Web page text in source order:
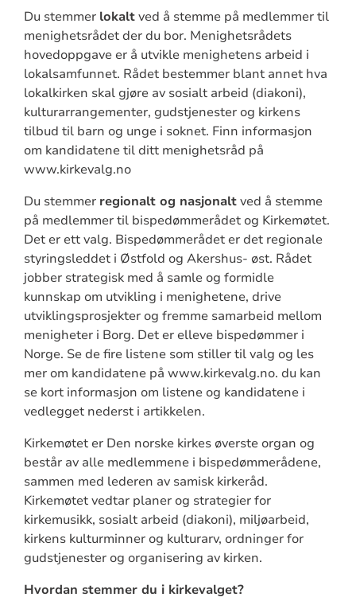
Du stemmer lokaltved å stemme på medlemmer til
menighetsrådet der du bor. Menighetsrådets
hovedoppgave er å utvikle menighetens arbeid i
lokalsamfunnet. Rådet bestemmer blant annet hva
lokalkirken skal gjøre av sosialt arbeid (diakoni),
kulturarrangementer, gudstjenester og kirkens
tilbud til barn og unge i soknet. Finn informasjon
om kandidatene til ditt menighetsråd på
www.kirkevalg.no
Du stemmer regionalt og nasjonaltved å stemme
på medlemmer til bispedømmerådet og Kirkemøtet.
Det er ett valg. Bispedømmerådet er det regionale
styringsleddet i Østfold og Akershus- øst. Rådet
jobber strategisk med å samle og formidle
kunnskap om utvikling i menighetene, drive
utviklingsprosjekter og fremme samarbeid mellom
menigheter i Borg. Det er elleve bispedømmer i
Norge. Se de fire listene som stiller til valg og les
mer om kandidatene på www.kirkevalg.no. du kan
se kort informasjon om listene og kandidatene i
vedlegget nederst i artikkelen.
Kirkemøtet er Den norske kirkes øverste organ og
består av alle medlemmene i bispedømmerådene,
sammen med lederen av samisk kirkeråd.
Kirkemøtet vedtar planer og strategier for
kirkemusikk, sosialt arbeid (diakoni), miljøarbeid,
kirkens kulturminner og kulturarv, ordninger for
gudstjenester og organisering av kirken.
Hvordan stemmer du i kirkevalget?